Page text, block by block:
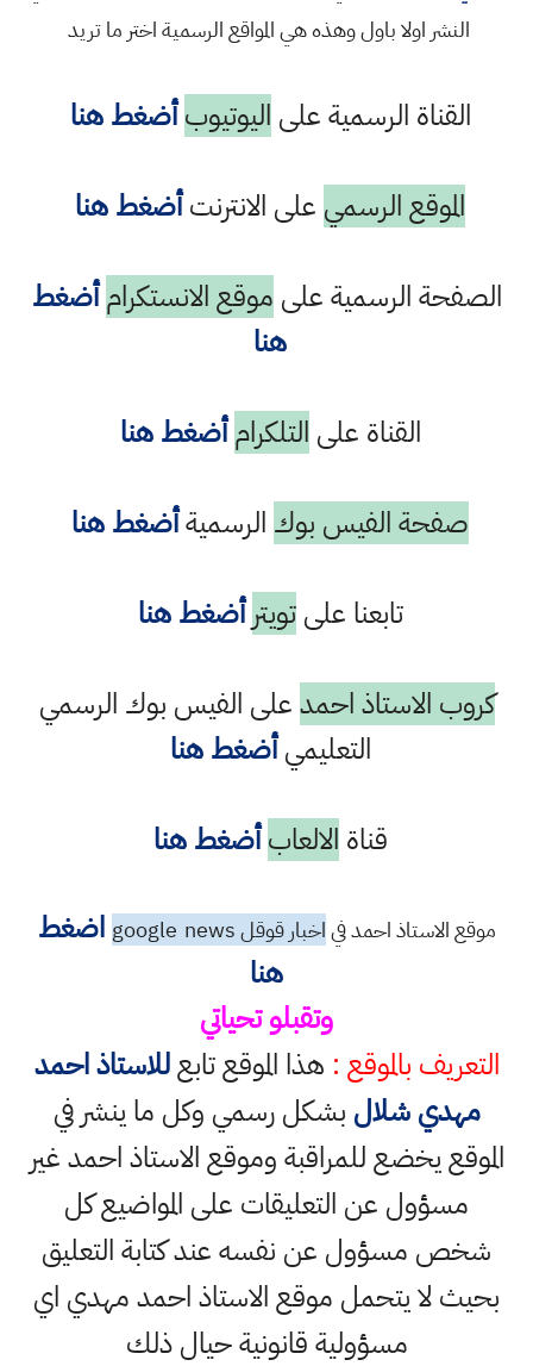
النشر اولا باول وهذه هي المواقع الرسمية اختر ما تريد
القناة الرسمية على اليوتيوب أضغط هنا
الموقع الرسمي على الانترنتأضغط هنا
الصفحة الرسمية على موقع الانستكرام أضغط
هنا
القناة على التلكرام أضغط هنا
صفحة الفيس بوك الرسميةأضغط هنا
تابعنا علىتويتر أضغط هنا
كروب الاستاذ احمدعلى الفيس بوك الرسمي
التعليميأضغط هنا
قناة الالعاب أضغط هنا
موقع الاستاذ احمد فياخبار قوقل googlenews
اضغط
هنا
وتقبلو تحياتي
التعريف بالموقع : هذا الموقع تابعللاستاذ احمد
مهدي شلال بشكل رسمي وكل ما ينشر في
الموقع يخضع للمراقبة وموقع الاستاذ احمد غير
مسؤول عن التعليقات على المواضيع كل
شخص مسؤول عن نفسه عند كتابة التعليق
بحيث لا يتحمل موقع الاستاذ احمد مهدي اي
مسؤولية قانونية حيال ذلك